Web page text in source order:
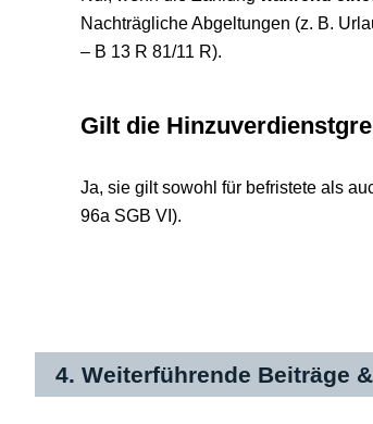
Nachträgliche Abgeltungen (z. B.
– B 13 R 81/11 R).
Gilt die
Ja, sie gilt sowohl für befristete als
96a SGB VI).
4. Weiterführende Beiträge